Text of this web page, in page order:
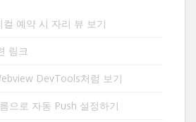
예약 시 자리 뷰 보기
링크
DevTools처럼 보기
으로 자동 Push 설정하기